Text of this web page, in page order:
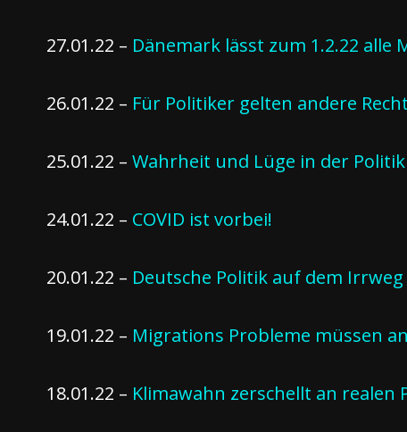
27.01.22 – Dänemark lässt zum 1.2.22
26.01.22 – Für Politiker gelten andere
25.01.22 – Wahrheit und Lüge in der Politik
24.01.22 – COVID ist vorbei!
20.01.22 – Deutsche Politik auf dem Irrweg
19.01.22 – Migrations Probleme müssen
18.01.22 – Klimawahn zerschellt an realen